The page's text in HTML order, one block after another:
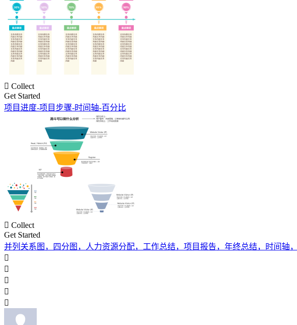
 Collect
Get Started
项目进度-项目步骤-时间轴-百分比
 Collect
Get Started
并列关系图，四分图，人力资源分配，工作总结，项目报告，年终总结，时间轴




